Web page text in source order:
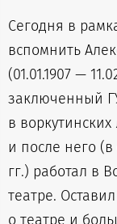
Сегодня в
вспомнить
(01.01.1907 —
заключенный
в
и после него (в
гг.) работал в
театре.
о театре и